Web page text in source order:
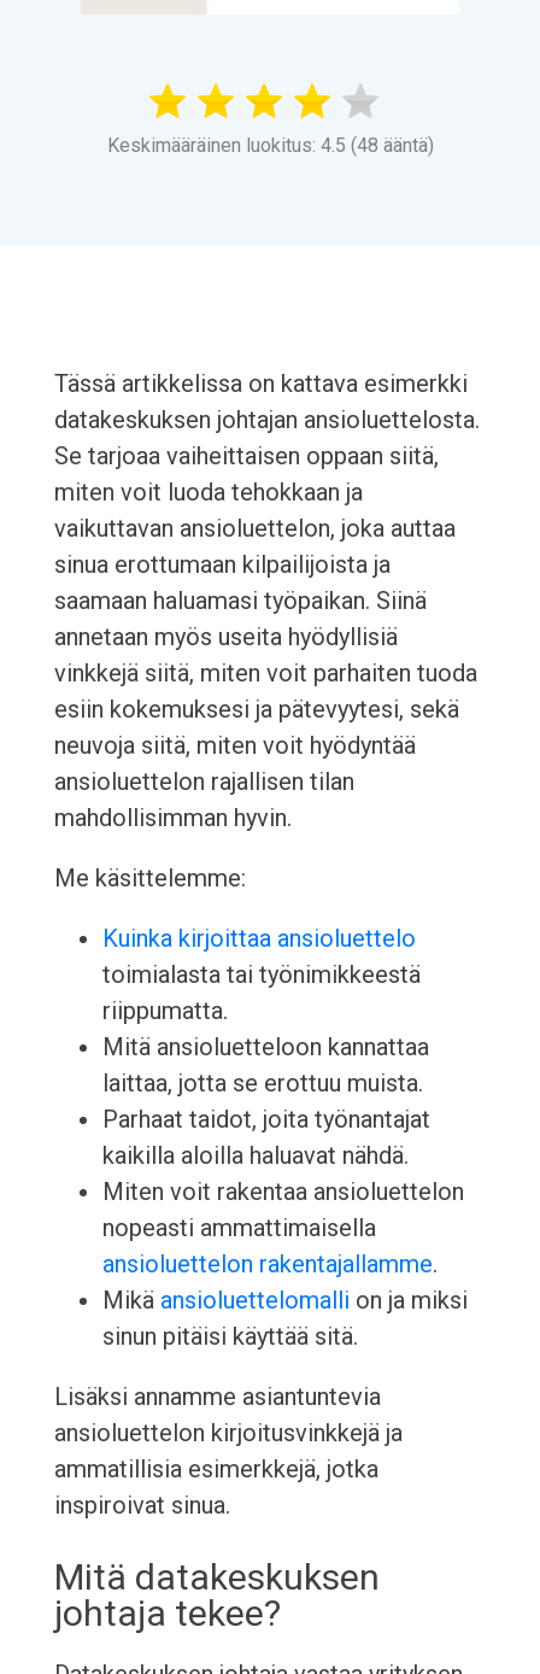
Keskimääräinen luokitus: 4.5 (48 ääntä)
Tässä artikkelissa on kattava esimerkki
datakeskuksen johtajan ansioluettelosta.
Se tarjoaa vaiheittaisen oppaan siitä,
miten voit luoda tehokkaan ja
vaikuttavan ansioluettelon, joka auttaa
sinua erottumaan kilpailijoista ja
saamaan haluamasi työpaikan. Siinä
annetaan myös useita hyödyllisiä
vinkkejä siitä, miten voit parhaiten tuoda
esiin kokemuksesi ja pätevyytesi, sekä
neuvoja siitä, miten voit hyödyntää
ansioluettelon rajallisen tilan
mahdollisimman hyvin.
Me käsittelemme:
Kuinka kirjoittaa ansioluettelo
toimialasta tai työnimikkeestä
riippumatta.
Mitä ansioluetteloon kannattaa
laittaa, jotta se erottuu muista.
Parhaat taidot, joita työnantajat
kaikilla aloilla haluavat nähdä.
Miten voit rakentaa ansioluettelon
nopeasti ammattimaisella
ansioluettelon rakentajallamme.
Mikä ansioluettelomalli on ja miksi
sinun pitäisi käyttää sitä.
Lisäksi annamme asiantuntevia
ansioluettelon kirjoitusvinkkejä ja
ammatillisia esimerkkejä, jotka
inspiroivat sinua.
Mitä datakeskuksen
johtaja tekee?